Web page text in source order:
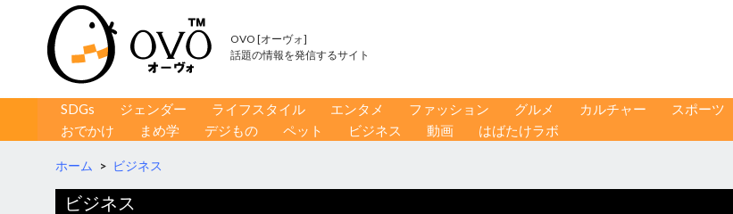
OVO [オーヴォ]
話題の情報を発信するサイト
コンテンツへ移動
SDGs ジェンダー ライフスタイル エンタメ ファッション グルメ カルチャー
スポーツ
おでかけ
まめ学 デジもの ペット ビジネス 動画 はばたけラボ
ホーム > ビジネス
ビジネス